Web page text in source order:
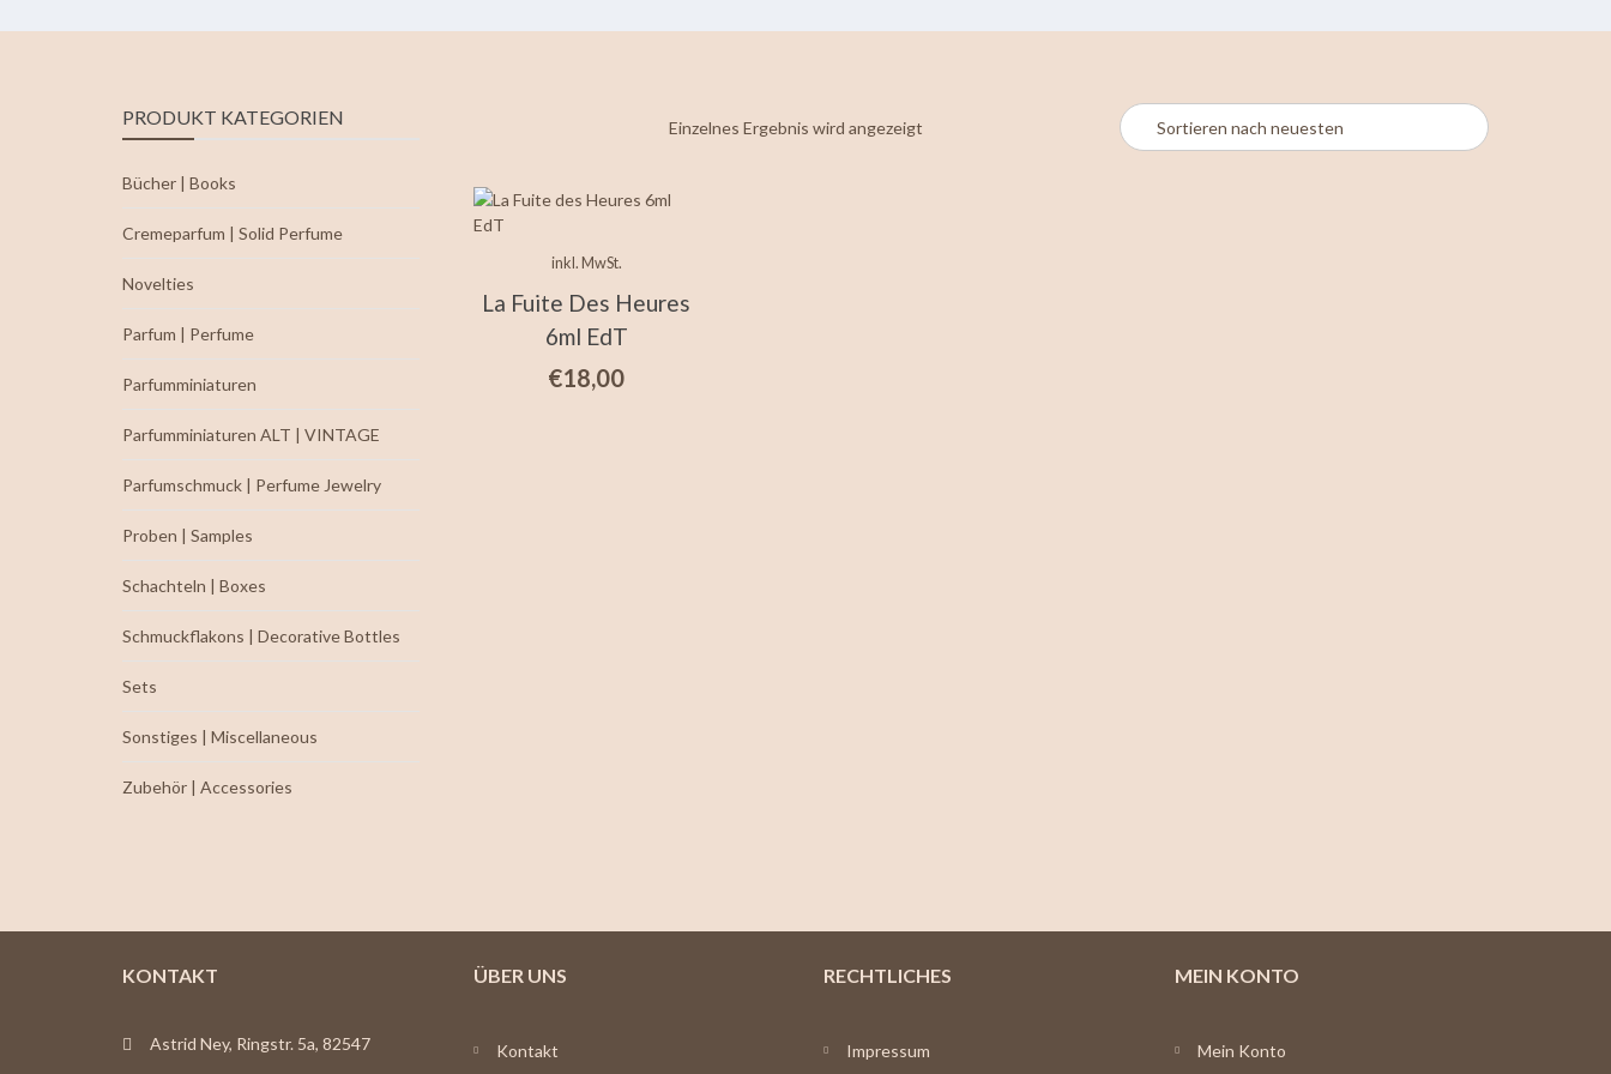
Einzelnes Ergebnis wird angezeigt
inkl. MwSt.
La Fuite Des Heures
6ml EdT
€18,00
PRODUKT KATEGORIEN
Bücher | Books
Cremeparfum | Solid Perfume
Novelties
Parfum | Perfume
Parfumminiaturen
Parfumminiaturen ALT | VINTAGE
Parfumschmuck | Perfume Jewelry
Proben | Samples
Schachteln | Boxes
Schmuckflakons | Decorative Bottles
Sets
Sonstiges | Miscellaneous
Zubehör | Accessories
KONTAKT
Astrid Ney, Ringstr. 5a, 82547
ÜBER UNS
Kontakt
RECHTLICHES
Impressum
MEIN KONTO
Mein Konto